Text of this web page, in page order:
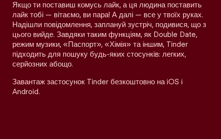
Якщо ти поставиш комусь лайк, а ця людина поставить
лайк тобі — вітаємо, ви пара! А далі — все у твоїх руках.
Надішли повідомлення, заплануй зустріч, подивися, що з
цього вийде. Завдяки таким функціям, як Double Date,
режим музики, «Паспорт», «Хімія» та іншим, Tinder
підходить для пошуку будь-яких стосунків: легких,
серйозних абощо.
Завантаж застосунок Tinder безкоштовно на iOS і
Android.